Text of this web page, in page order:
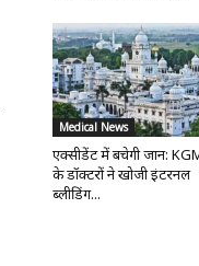
Medical News
एक्सीडेंट में बचेगी जान:
के डॉक्टरों ने खोजी इंटरनल
ब्लीडिंग...